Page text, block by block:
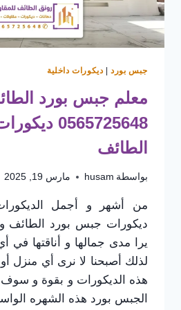
جبس بورد| ديكورات داخلية
معلم جبس بورد
الطائف
بواسطة husam مارس 19, 2025
من أشهر و أجمل
ديكورات جبس بورد الطائف و
يرا مدى جمالها و أناقتها في
لذلك أصبحنا لا نرى أي منزل أو
هذه الديكورات و بقوة و
الجبس بورد هذه الشهره